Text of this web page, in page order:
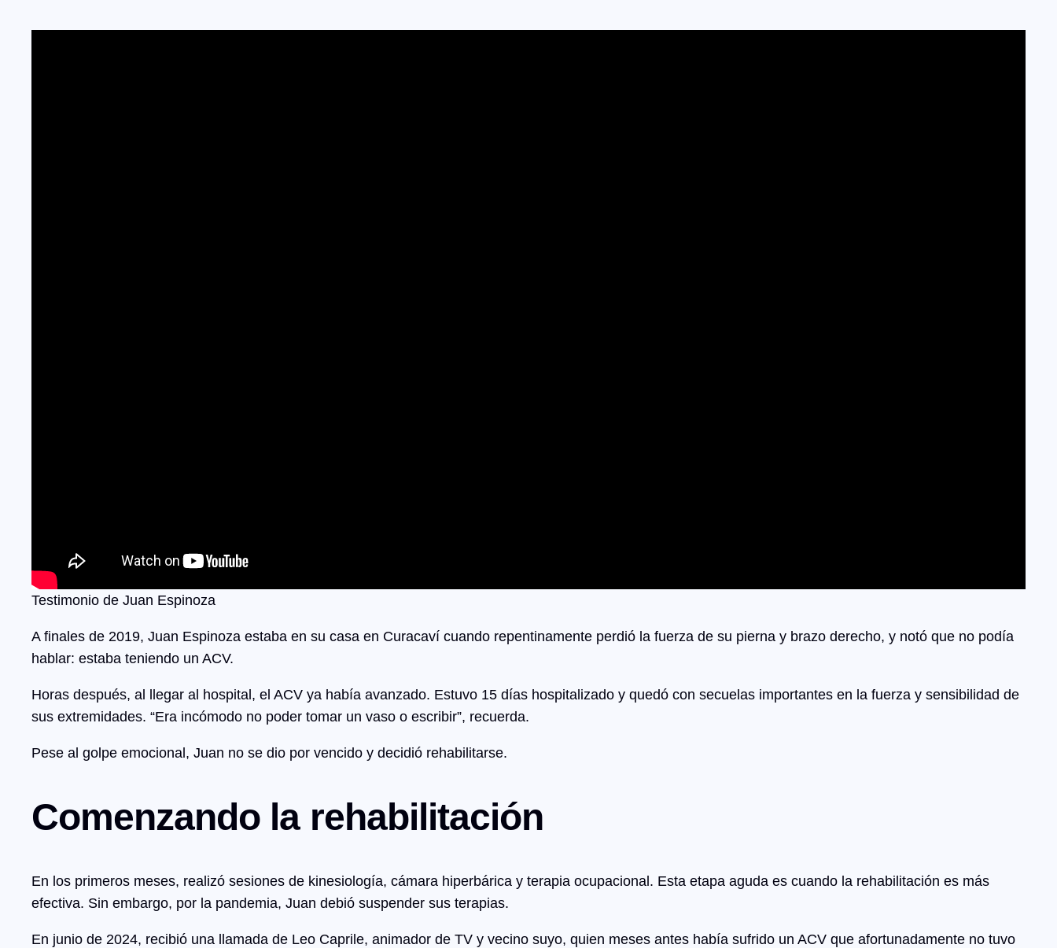
Testimonio de Juan Espinoza
A finales de 2019, Juan Espinoza estaba en su casa en Curacaví cuando repentinamente perdió la fuerza de su pierna y brazo derecho, y notó que no podía
hablar: estaba teniendo un ACV.
Horas después, al llegar al hospital, el ACV ya había avanzado. Estuvo 15 días hospitalizado y quedó con secuelas importantes en la fuerza y sensibilidad de
sus extremidades. “Era incómodo no poder tomar un vaso o escribir”, recuerda.
Pese al golpe emocional, Juan no se dio por vencido y decidió rehabilitarse.
Comenzando la rehabilitación
En los primeros meses, realizó sesiones de kinesiología, cámara hiperbárica y terapia ocupacional. Esta etapa aguda es cuando la rehabilitación es más
efectiva. Sin embargo, por la pandemia, Juan debió suspender sus terapias.
En junio de 2024, recibió una llamada de Leo Caprile, animador de TV y vecino suyo, quien meses antes había sufrido un ACV que afortunadamente no tuvo